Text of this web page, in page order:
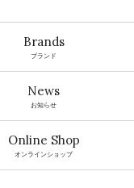
Brands
ブランド
News
お知らせ
Online Shop
オンラインショップ